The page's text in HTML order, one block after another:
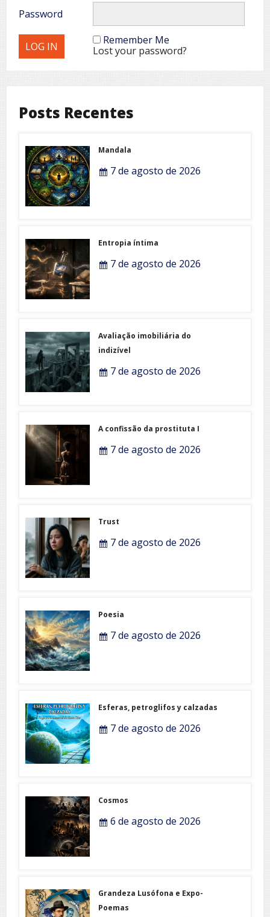
Password
Remember Me
Lost your password?
Posts Recentes
Mandala
7 de agosto de 2026
Entropia íntima
7 de agosto de 2026
Avaliação imobiliária do
indizível
7 de agosto de 2026
A confissão da prostituta I
7 de agosto de 2026
Trust
7 de agosto de 2026
Poesia
7 de agosto de 2026
Esferas, petroglifos y calzadas
7 de agosto de 2026
Cosmos
6 de agosto de 2026
Grandeza Lusófona e Expo-
Poemas